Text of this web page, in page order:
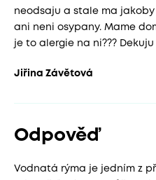
neodsaju a stale ma
ani neni osypany. Mame
je to alergie na ni???
Jiřina Závětová
Odpověď
Vodnatá rýma je jedním z